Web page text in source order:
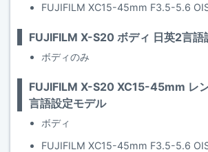
FUJIFILM XC15-45mm F3.5-5.6
FUJIFILM X-S20 ボディ 日英2言語
ボディのみ
FUJIFILM X-S20 XC15-45mm レ
言語設定モデル
ボディ
FUJIFILM XC15-45mm F3.5-5.6